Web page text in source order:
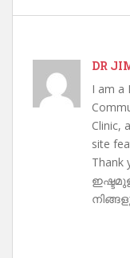
DR
I am a
Clinic,
site